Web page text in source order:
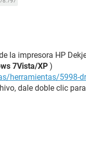
la impresora HP
7Vista/XP )
herramientas/5998-
dale doble clic